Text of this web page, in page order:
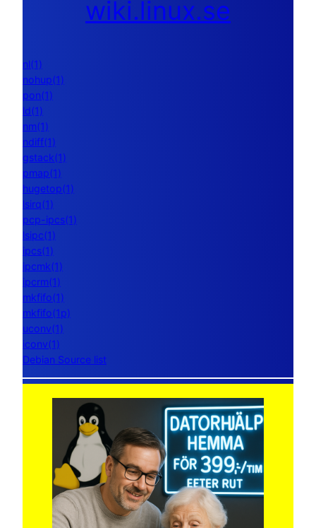
wiki.linux.se
nl(1)
nohup(1)
pon(1)
ld(1)
nm(1)
ndiff(1)
gstack(1)
pmap(1)
hugetop(1)
lsirq(1)
pcp-ipcs(1)
lsipc(1)
ipcs(1)
ipcmk(1)
ipcrm(1)
mkfifo(1)
mkfifo(1p)
uconv(1)
iconv(1)
Debian Source list